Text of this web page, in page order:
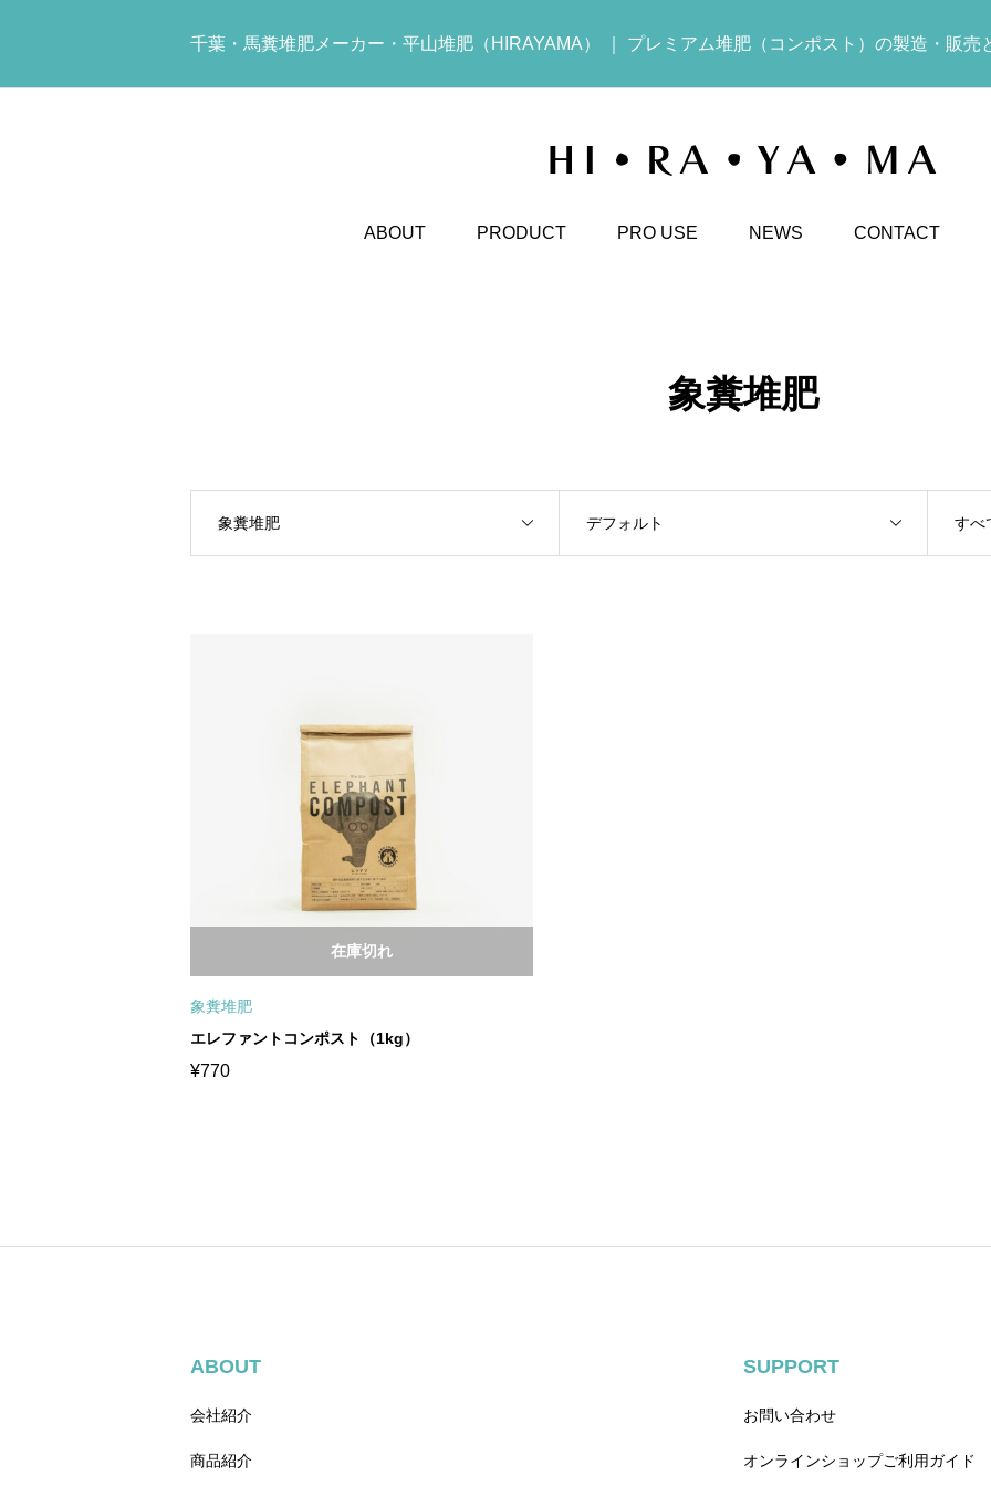
千葉・馬糞堆肥メーカー・平山堆肥（HIRAYAMA） ｜ プレミアム堆肥（コンポスト）の製造・販売
ABOUT PRODUCT PRO USE NEWS CONTACT
象糞堆肥
象糞堆肥 デフォルト すべ
象糞堆肥
エレファントコンポスト（1kg）
¥770
在庫切れ
ABOUT
会社紹介
商品紹介
SUPPORT
お問い合わせ
オンラインショップご利用ガイド